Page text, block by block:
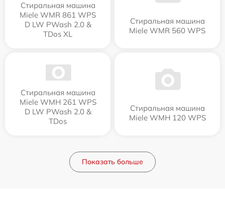
Стиральная машина
Miele WMR 861 WPS
D LW PWash 2.0 &
TDos XL
Стиральная машина
Miele WMR 560 WPS
Стиральная машина
Miele WMH 261 WPS
D LW PWash 2.0 &
TDos
Стиральная машина
Miele WMH 120 WPS
Показать больше